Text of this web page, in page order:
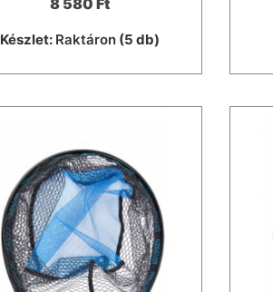
8 580 Ft
Készlet: Raktáron(5 db)